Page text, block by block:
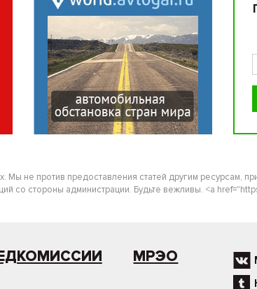
не против предоставления статей другим ресурсам,
со стороны администрации. Будьте вежливы. <a
МРЭО